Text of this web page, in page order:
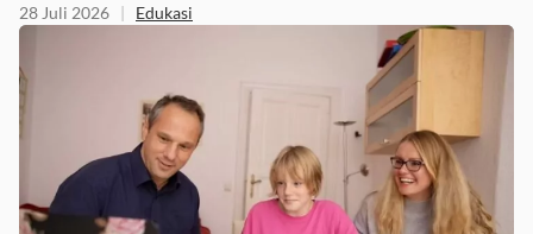
28 Juli 2026 | Edukasi